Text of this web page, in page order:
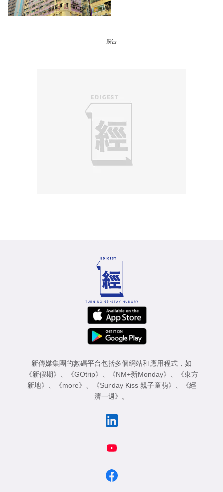
廣告
新傳媒集團的數碼平台包括多個網站和應用程式，如
《新假期》 、 《GOtrip》 、 《NM+新Monday》 、
《東方
新地》 、 《more》 、 《Sunday Kiss 親子童萌》 、
《經
濟一週》 。